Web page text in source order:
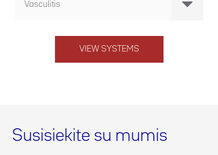
Vasculitis
VIEW SYSTEMS
Susisiekite su mumis